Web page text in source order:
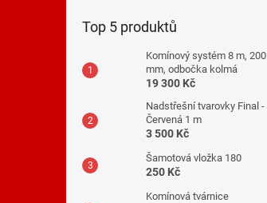
Top 5 produktů
Komínový systém 8 m, 200
mm, odbočka kolmá
19 300 Kč
Nadstřešní tvarovky Final -
Červená 1 m
3 500 Kč
Šamotová vložka 180
250 Kč
Komínová tvárnice